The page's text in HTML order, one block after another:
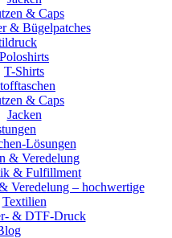
& Caps
& Bügelpatches
Poloshirts
T-Shirts
& Caps
Jacken
Lösungen
& Veredelung
& Fulfillment
Veredelung – hochwertige
Textilien
& DTF-Druck